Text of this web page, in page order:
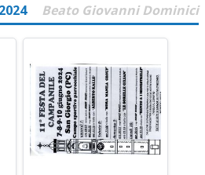
Beato Giovanni Dominici